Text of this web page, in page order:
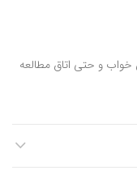
خواب و حتی اتاق مطالعه